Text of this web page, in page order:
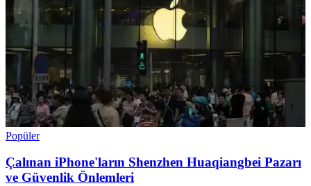
Popüler
Çalınan iPhone'ların Shenzhen Huaqiangbei Pazarı
ve Güvenlik Önlemleri